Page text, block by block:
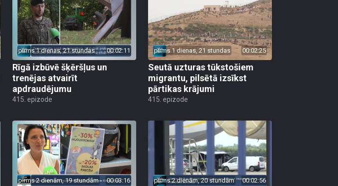
pirms 1 dienas, 21 stundas 00:02:11
Rīgā izbūvē šķēršļus un
trenējas atvairīt
apdraudējumu
415. epizode
pirms 1 dienas, 21 stundas 00:02:25
Seutā uzturas tūkstošiem
migrantu, pilsētā izsīkst
pārtikas krājumi
415. epizode
pirms 2 dienām, 19 stundām 00:03:16 pirms 2 dienām, 20 stundām 00:02:56